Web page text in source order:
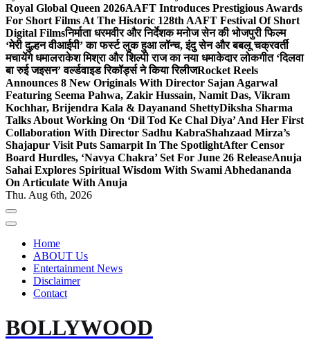
Royal Global Queen 2026AAFT Introduces Prestigious Awards
For Short Films At The Historic 128th AAFT Festival Of Short
Digital Filmsनिर्माता धरमवीर और निर्देशक मनोज सेन की भोजपुरी फिल्म
‘मेरी दुल्हन वीआईपी’ का फर्स्ट लुक हुआ लॉन्च, इंदु सेन और बबलू चक्रवर्ती
मचायेंगे धमालराकेश मिश्रा और शिल्पी राज का नया धमाकेदार लोकगीत ‘दिलवा
बा रुई जइसन’ वर्ल्डवाइड रिकॉर्ड्स ने किया रिलीजRocket Reels
Announces 8 New Originals With Director Sajan Agarwal
Featuring Seema Pahwa, Zakir Hussain, Namit Das, Vikram
Kochhar, Brijendra Kala & Dayanand ShettyDiksha Sharma
Talks About Working On ‘Dil Tod Ke Chal Diya’ And Her First
Collaboration With Director Sadhu KabraShahzaad Mirza’s
Shajapur Visit Puts Samarpit In The SpotlightAfter Censor
Board Hurdles, ‘Navya Chakra’ Set For June 26 ReleaseAnuja
Sahai Explores Spiritual Wisdom With Swami Abhedananda
On Articulate With Anuja
Thu. Aug 6th, 2026
Home
ABOUT Us
Entertainment News
Disclaimer
Contact
BOLLYWOOD